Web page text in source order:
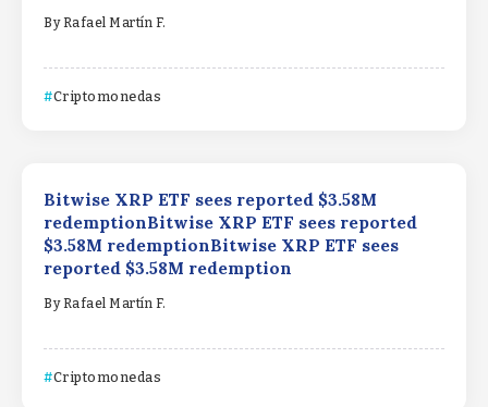
By Rafael Martín F.
Criptomonedas
Bitwise XRP ETF sees reported $3.58M
redemptionBitwise XRP ETF sees reported
$3.58M redemptionBitwise XRP ETF sees
reported $3.58M redemption
By Rafael Martín F.
Criptomonedas